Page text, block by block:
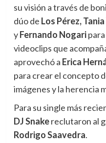
su visión a través de
dúo de Los Pérez,
yFernando Nogaripara
videoclips que
aprovechó a Erica
para crear el concepto
imágenes y la herencia
Para su single más
DJ Snakereclutaron al
Rodrigo Saavedra.